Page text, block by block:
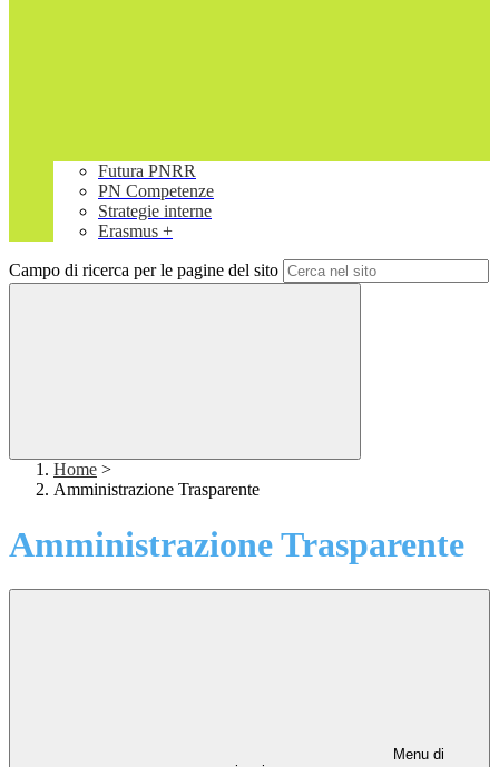
Futura PNRR
PN Competenze
Strategie interne
Erasmus +
Campo di ricerca per le pagine del sito
Home >
Amministrazione Trasparente
Amministrazione Trasparente
Menu di